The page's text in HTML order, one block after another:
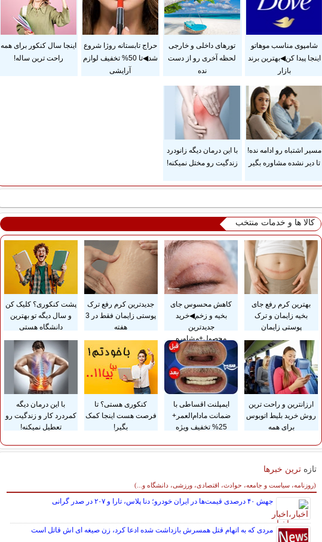
شامپوی مناسب موهاتو
اینجا پیدا کن◀بهترین برند
بازار
تورهای داخلی و خارجی
لحظه آخری رو از دست
نده
حراج تابستانه روژا شروع
شد◀تا 50% تخفیف لوازم
آرایشی
اینجا سال کنکور برای همه
راحت ترین ساله!
مسیر اشتباه رو ادامه نده!
تا دیر نشده مشاوره بگیر
با این درمان دیگه زانودرد
زندگیت رو مختل نمیکنه!
کالا ها و خدمات منتخب
بهترین کرم رفع جای
بخیه زایمان و ترک
پوستی زایمان
کاهش محسوس جای
بخیه و زخم◀خرید
جدیدترین
محصول+مشاوره
جدیدترین کرم رفع ترک
پوستی زایمان فقط در 3
هفته
پشت کنکوری؟ کلیک کن
و سال دیگه تو بهترین
دانشگاه هستی
ارزانترین و راحت ترین
روش خرید بلیط اتوبوس
برای همه
ایمپلنت اقساطی با
ضمانت مادام‌العمر+
25% تخفیف ویژه
کنکوری هستی؟ تا
فرصت هست اینجا کمک
بگیر!
با این درمان دیگه
کمردرد کار و زندگیت رو
تعطیل نمیکنه!
تازه ترین خبرها
(روزنامه، سیاست و جامعه، حوادث، اقتصادی، ورزشی، دانشگاه و...)
سایر خبرهای داغ
جهش ۴۰ درصدی قیمت‌ها در ایران خودرو؛ دنا پلاس، تارا و ۲۰۷ در صدر گرانی
مردی که به اتهام قتل همسرش بازداشت شده ادعا کرد، زن صیغه ای اش قاتل است